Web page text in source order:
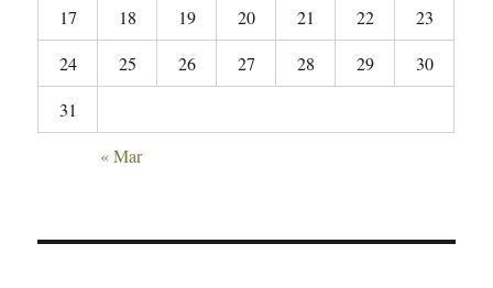
17
18 19 20 21 22
23
24
25 26 27 28 29
30
31
« Mar